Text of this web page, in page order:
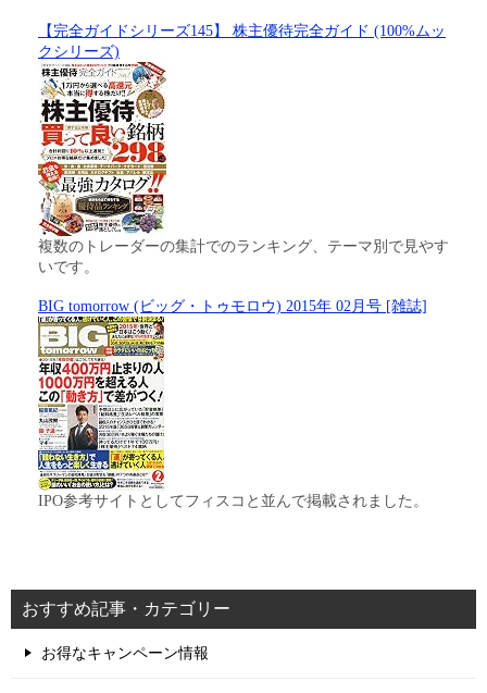
【完全ガイドシリーズ145】 株主優待完全ガイド (100%ムッ
クシリーズ)
複数のトレーダーの集計でのランキング、テーマ別で見やす
いです。
BIG tomorrow (ビッグ・トゥモロウ) 2015年 02月号 [雑誌]
IPO参考サイトとしてフィスコと並んで掲載されました。
おすすめ記事・カテゴリー
お得なキャンペーン情報